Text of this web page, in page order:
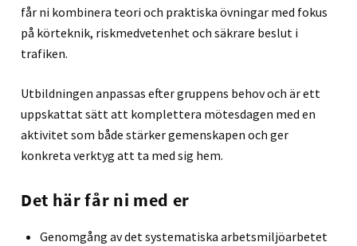
får ni kombinera teori och praktiska övningar med fokus
på körteknik, riskmedvetenhet och säkrare beslut i
trafiken.
Utbildningen anpassas efter gruppens behov och är ett
uppskattat sätt att komplettera mötesdagen med en
aktivitet som både stärker gemenskapen och ger
konkreta verktyg att ta med sig hem.
Det här får ni med er
Genomgång av det systematiska arbetsmiljöarbetet